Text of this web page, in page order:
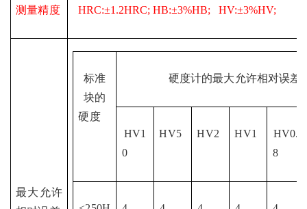
测量精度 HRC:±1.2HRC; HB:±3%HB;   HV:±3%HV;
最大允许
标准
块的
硬度
硬度计的最大允许相对误差
HV1
0
HV5 HV2 HV1
HV0.
8